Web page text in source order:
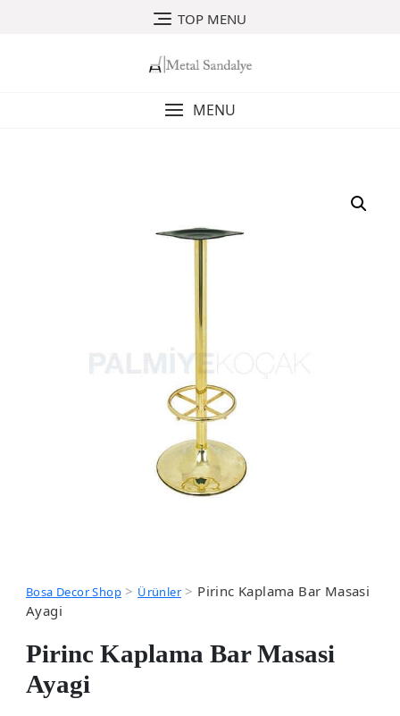
TOP MENU
MENU
Bosa Decor Shop> Ürünler> Pirinc Kaplama Bar Masasi
Ayagi
Pirinc Kaplama Bar Masasi
Ayagi